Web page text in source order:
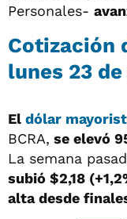
Personales-
Cotización
lunes 23
El dólar
BCRA, se elevó
La semana
subió $2,18
alta desde